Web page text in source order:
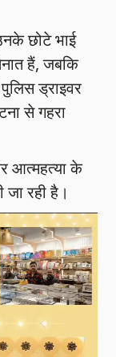
छोटे भाई
हैं, जबकि
ड्राइवर
से गहरा
आत्महत्या के
रही है।